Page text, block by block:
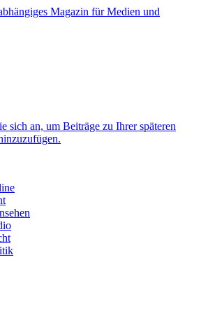
sich an, um Beiträge zu Ihrer späteren